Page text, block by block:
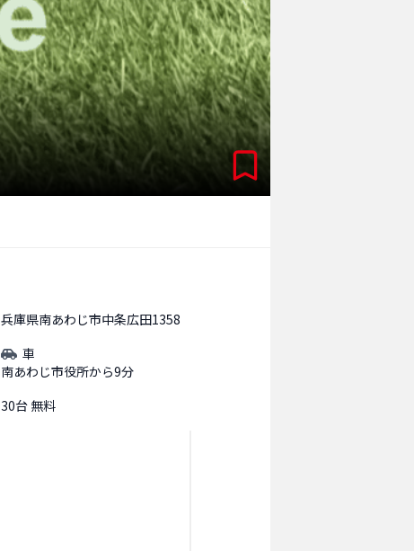
兵庫県南あわじ市中条広田1358
車
南あわじ市役所から9分
30台 無料